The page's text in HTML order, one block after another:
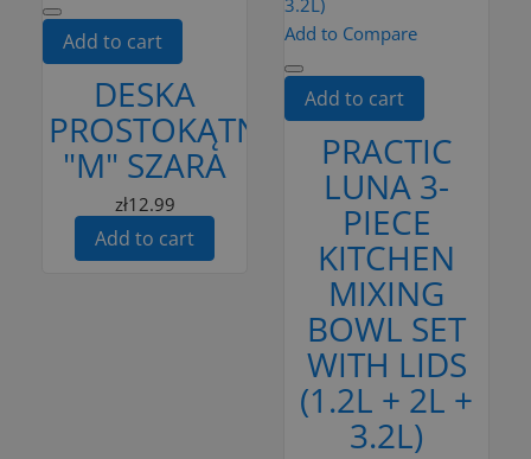
Add to cart
DESKA
PROSTOKĄTNA
"M" SZARA
zł12.99
Add to cart
Add to Compare
Add to cart
PRACTIC
LUNA 3-
PIECE
KITCHEN
MIXING
BOWL SET
WITH LIDS
(1.2L + 2L +
3.2L)